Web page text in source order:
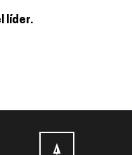
líder.